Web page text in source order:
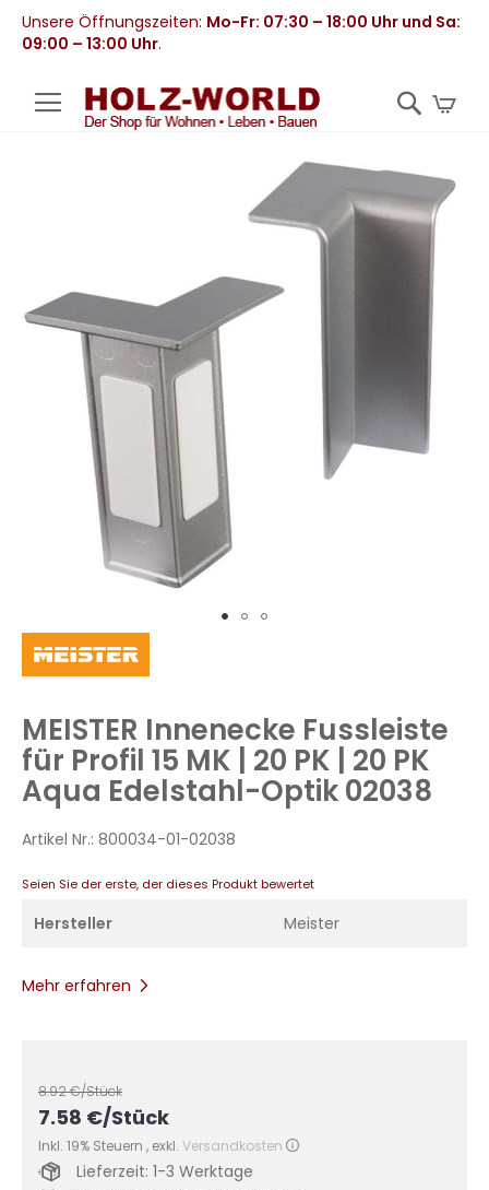
Unsere Öffnungszeiten: Mo-Fr: 07:30 – 18:00 Uhr und Sa:
09:00 – 13:00 Uhr.
Zum
Anfang
springen
MEISTER Innenecke Fussleiste
für Profil 15 MK | 20 PK | 20 PK
Aqua Edelstahl-Optik 02038
Artikel Nr.: 800034-01-02038
Seien Sie der erste, der dieses Produkt bewertet
Hersteller Meister
Mehr erfahren
8.92€/Stück
7.58 €/Stück
Inkl. 19% Steuern , exkl. Versandkosten
Lieferzeit: 1-3 Werktage